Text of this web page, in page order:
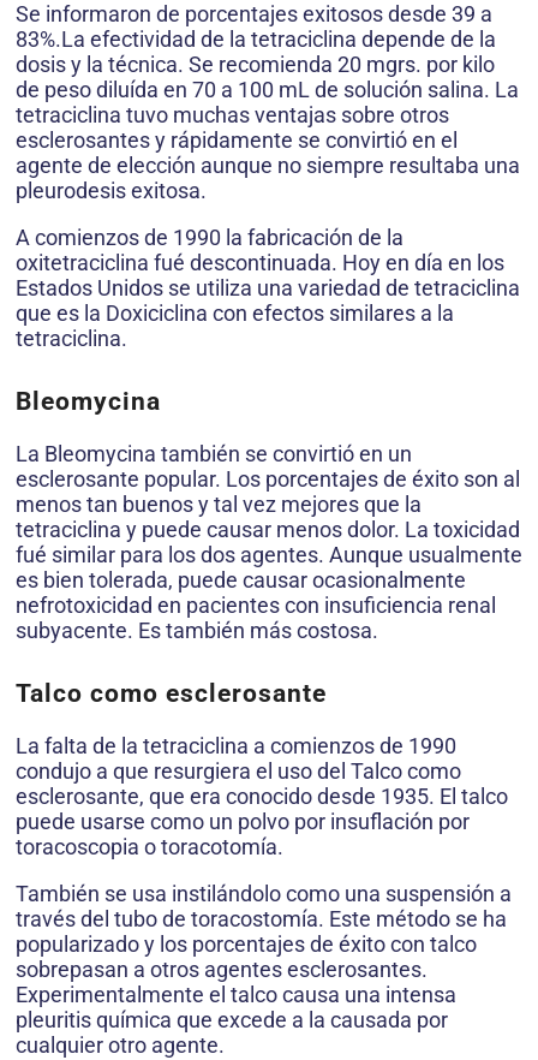
Se informaron de porcentajes exitosos desde 39 a
83%.La efectividad de la tetraciclina depende de la
dosis y la técnica. Se recomienda 20 mgrs. por kilo
de peso diluída en 70 a 100 mL de solución salina. La
tetraciclina tuvo muchas ventajas sobre otros
esclerosantes y rápidamente se convirtió en el
agente de elección aunque no siempre resultaba una
pleurodesis exitosa.
A comienzos de 1990 la fabricación de la
oxitetraciclina fué descontinuada. Hoy en día en los
Estados Unidos se utiliza una variedad de tetraciclina
que es la Doxiciclina con efectos similares a la
tetraciclina.
Bleomycina
La Bleomycina también se convirtió en un
esclerosante popular. Los porcentajes de éxito son al
menos tan buenos y tal vez mejores que la
tetraciclina y puede causar menos dolor. La toxicidad
fué similar para los dos agentes. Aunque usualmente
es bien tolerada, puede causar ocasionalmente
nefrotoxicidad en pacientes con insuficiencia renal
subyacente. Es también más costosa.
Talco como esclerosante
La falta de la tetraciclina a comienzos de 1990
condujo a que resurgiera el uso del Talco como
esclerosante, que era conocido desde 1935. El talco
puede usarse como un polvo por insuflación por
toracoscopia o toracotomía.
También se usa instilándolo como una suspensión a
través del tubo de toracostomía. Este método se ha
popularizado y los porcentajes de éxito con talco
sobrepasan a otros agentes esclerosantes.
Experimentalmente el talco causa una intensa
pleuritis química que excede a la causada por
cualquier otro agente.